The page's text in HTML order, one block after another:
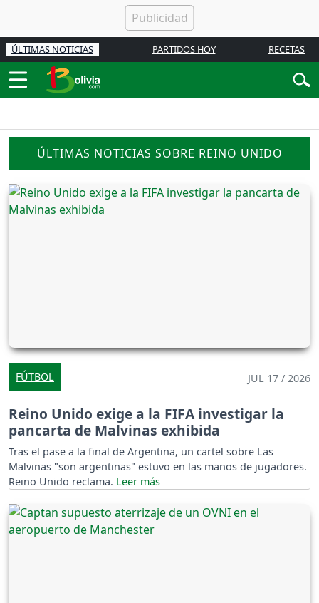
ÚLTIMAS NOTICIAS PARTIDOS HOY RECETAS
ÚLTIMAS NOTICIAS SOBRE REINO UNIDO
FÚTBOL JUL 17 / 2026
Reino Unido exige a la FIFA investigar la
pancarta de Malvinas exhibida
Tras el pase a la final de Argentina, un cartel sobre Las
Malvinas "son argentinas" estuvo en las manos de jugadores.
Reino Unido reclama.